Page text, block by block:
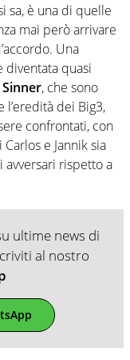
sa, è una di quelle
mai però arrivare
Una
diventata quasi
Sinner, che sono
l’eredità dei Big3,
confrontati, con
e Jannik sia
rispetto a
ultime news di
al nostro